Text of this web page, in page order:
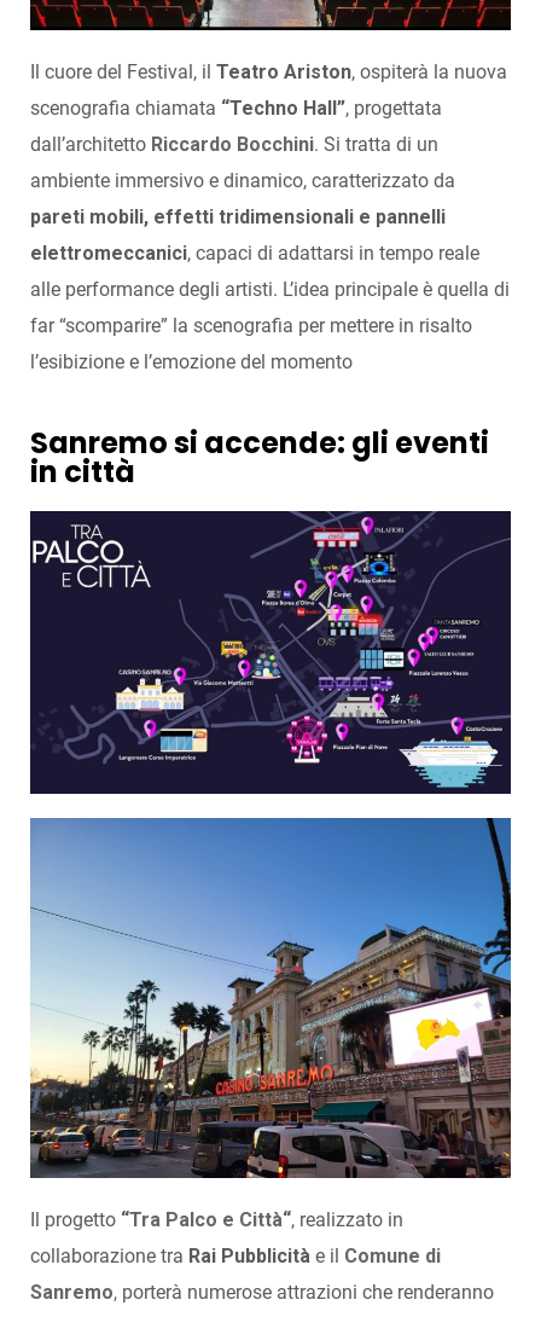
Il cuore del Festival, il Teatro Ariston, ospiterà la nuova
scenografia chiamata “Techno Hall”, progettata
dall’architetto Riccardo Bocchini. Si tratta di un
ambiente immersivo e dinamico, caratterizzato da
pareti mobili, effetti tridimensionali e pannelli
elettromeccanici, capaci di adattarsi in tempo reale
alle performance degli artisti. L’idea principale è quella di
far “scomparire” la scenografia per mettere in risalto
l’esibizione e l’emozione del momento
Sanremo si accende: gli eventi
in città
Il progetto “Tra Palco e Città“, realizzato in
collaborazione tra Rai Pubblicità e il Comune di
Sanremo, porterà numerose attrazioni che renderanno